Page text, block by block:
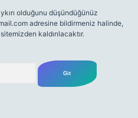
olduğunu düşündüğünüz
adresine bildirmeniz halinde,
kaldırılacaktır.